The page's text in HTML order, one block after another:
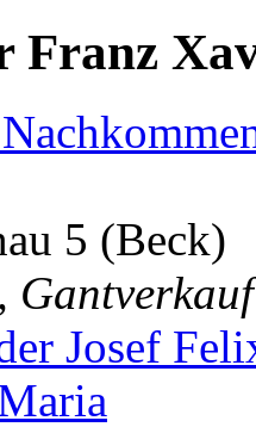
Franz
5 (Beck)
Josef